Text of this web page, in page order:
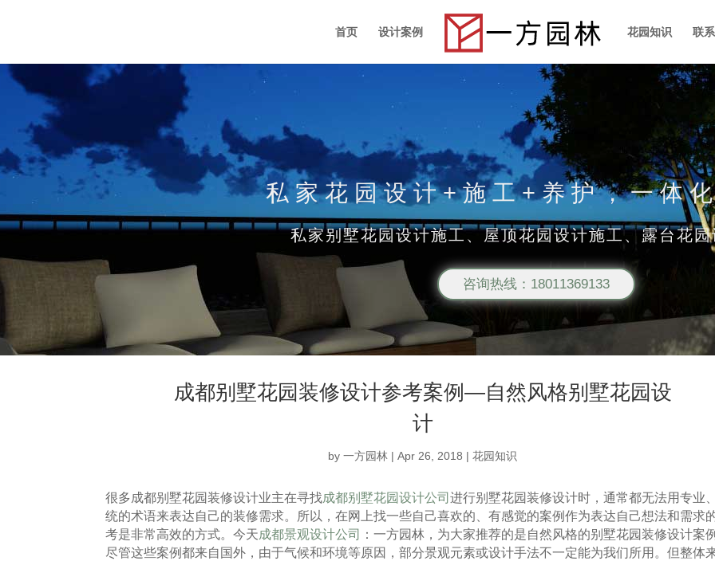
首页 设计案例 花园知识 联
私家花园设计+施工+养护，一体
私家别墅花园设计施工、屋顶花园设计施工、露台花
咨询热线：18011369133
成都别墅花园装修设计参考案例—自然风格别墅花园设
计
by一方园林 |Apr 26, 2018 |花园知识
很多成都别墅花园装修设计业主在寻找成都别墅花园设计公司 进行别墅花园装修设计时，通常都无法用专业
统的术语来表达自己的装修需求。所以，在网上找一些自己喜欢的、有感觉的案例作为表达自己想法和需求
考是非常高效的方式。今天成都景观设计公司
：一方园林，为大家推荐的是自然风格的别墅花园装修设计案
尽管这些案例都来自国外，由于气候和环境等原因，部分景观元素或设计手法不一定能为我们所用。但整体